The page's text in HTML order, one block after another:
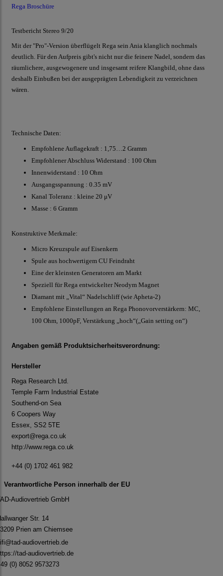
Rega Broschüre
Testbericht Stereo 9/20
Mit der "Pro"-Version überflügelt Rega sein Ania klanglich nochmals
deutlich. Für den Aufpreis gibt's nicht nur die feinere Nadel, sondern das
räumlichere, ausgewogenere und insgesamt reifere Klangbild, ohne dass
deshalb Einbußen bei der ausgeprägten Lebendigkeit zu verzeichnen
wären.
Technische Daten:
Empfohlene Auflagekraft : 1,75…2 Gramm
Empfohlener Abschluss Widerstand : 100 Ohm
Innenwiderstand : 10 Ohm
Ausgangsspannung : 0.35 mV
Kanal Toleranz : kleine 20 μV
Masse : 6 Gramm
Konstruktive Merkmale:
Micro Kreuzspule auf Eisenkern
Spule aus hochwertigem CU Feindraht
Eine der kleinsten Generatoren am Markt
Speziell für Rega entwickelter Neodym Magnet
Diamant mit „Vital“ Nadelschliff (wie Apheta-2)
Empfohlene Einstellungen an Rega Phonovorverstärkern: MC,
100 Ohm, 1000pF, Verstärkung „hoch“(„Gain setting on“)
Angaben gemäß Produktsicherheitsverordnung:
Hersteller
Rega Research Ltd.
Temple Farm Industrial Estate
Southend-on Sea
6 Coopers Way
Essex, SS2 5TE
export@rega.co.uk
http://www.rega.co.uk
+44 (0) 1702 461 982
Verantwortliche Person innerhalb der EU
Audiovertrieb GmbH
Str. 14
Prien am Chiemsee
audiovertrieb.de
tad-audiovertrieb.de
(0) 8052 9573273